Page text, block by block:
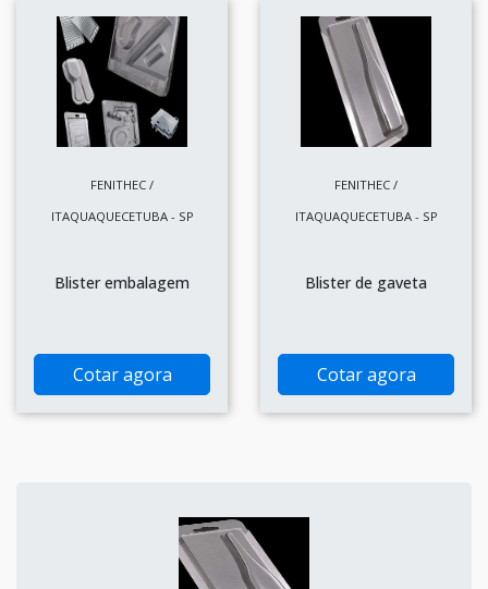
FENITHEC /
ITAQUAQUECETUBA - SP
Blister embalagem
Cotar agora
FENITHEC /
ITAQUAQUECETUBA - SP
Blister de gaveta
Cotar agora